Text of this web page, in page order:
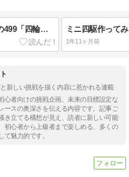
ミニ四駆作ってみた〜その499「四輪駆動のエンプレス２」
1年11ヶ月前
新しい挑戦を描く内容に惹かれる連載
心者向けの挑戦企画、未来の目標設定な
ースの奥深さを伝える内容です。記事ご
き立てる構想が見え、読者に新しい可能
初心者から上級者まで楽しめる、多くの
魅力的です。